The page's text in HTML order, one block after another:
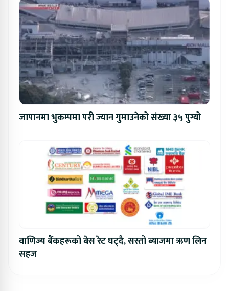
जापानमा भुकम्पमा परी ज्यान गुमाउनेको संख्या ३५ पुग्यो
वाणिज्य बैंकहरूको बेस रेट घट्दै, सस्तो ब्याजमा ऋण लिन
सहज